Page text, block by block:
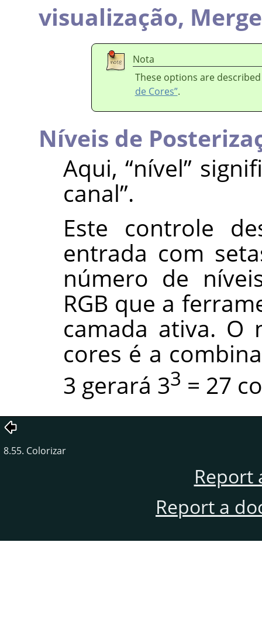
visualização,
Nota
These options are
de Cores”.
Níveis de
Aqui,“nível”
canal”.
Este controle
entrada com
número de
RGB que a
camada ativa. O
cores é a
3 gerará 33 = 27
8.55. Colorizar
Report
Report a